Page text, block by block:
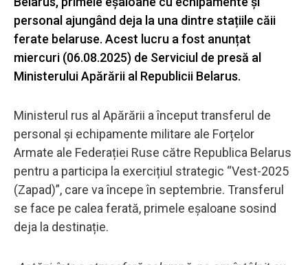
personal ajungând deja la una dintre stațiile căii
ferate belaruse. Acest lucru a fost anunțat
miercuri (06.08.2025) de Serviciul de presă al
Ministerului Apărării al Republicii Belarus.
Ministerul rus al Apărării a început transferul de
personal și echipamente militare ale Forțelor
Armate ale Federației Ruse către Republica Belarus
pentru a participa la exercițiul strategic “Vest-2025
(Zapad)”, care va începe în septembrie. Transferul
se face pe calea ferată, primele eșaloane sosind
deja la destinație.